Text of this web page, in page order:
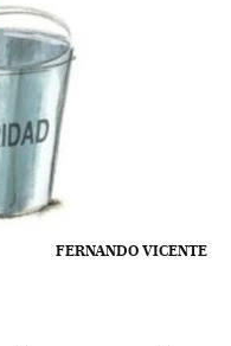
FERNANDO VICENTE